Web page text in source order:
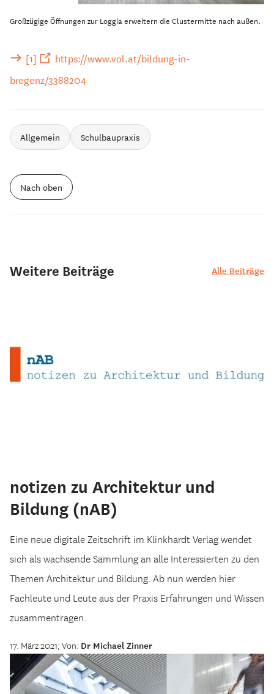
Großzügige Öffnungen zur Loggia erweitern die Clustermitte nach außen.
[1]
https://www.vol.at/bildung-in-
bregenz/3388204
Allgemein Schulbaupraxis
Nach oben
Weitere Beiträge Alle Beiträge
notizen zu Architektur und
Bildung (nAB)
Eine neue digitale Zeitschrift im Klinkhardt Verlag wendet
sich als wachsende Sammlung an alle Interessierten zu den
Themen Architektur und Bildung. Ab nun werden hier
Fachleute und Leute aus der Praxis Erfahrungen und Wissen
zusammentragen.
17. März 2021; Von: Dr Michael Zinner